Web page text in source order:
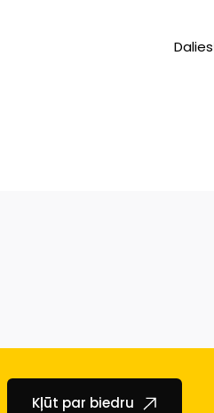
Dalies
Kļūt par biedru